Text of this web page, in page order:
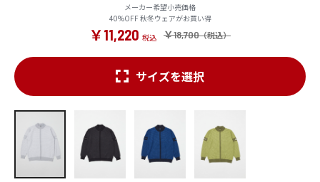
メーカー希望小売価格
40%OFF 秋冬ウェアがお買い得
￥18,700
￥11,220
サイズを選択